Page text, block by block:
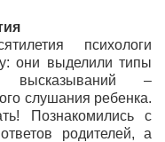
психологи
они выделили типы
высказываний –
слушания ребенка.
Познакомились с
родителей, а